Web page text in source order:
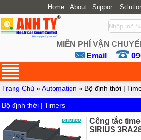
Home About Support
MIỄN PHÍ VẬN
Email
Trang Chủ »Automation » Bộ định thời |
Bộ định thời | Timers
Công tắc
SIRIUS